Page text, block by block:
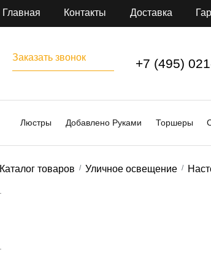
Главная Контакты Доставка
Заказать звонок +7 (495)
Люстры Добавлено Руками Торшеры
Каталог товаров Уличное освещение